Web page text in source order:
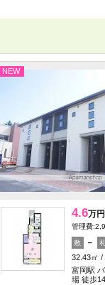
NEW
4.6万円
管理費
敷 －
32.43㎡
富岡駅
場 徒歩